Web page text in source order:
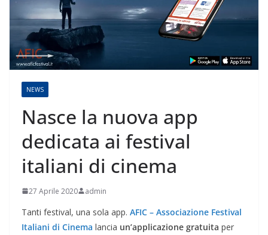
NEWS
Nasce la nuova app
dedicata ai festival
italiani di cinema
27 Aprile 2020 admin
Tanti festival, una sola app. AFIC – Associazione Festival
Italiani di Cinema lancia un’applicazione gratuita per